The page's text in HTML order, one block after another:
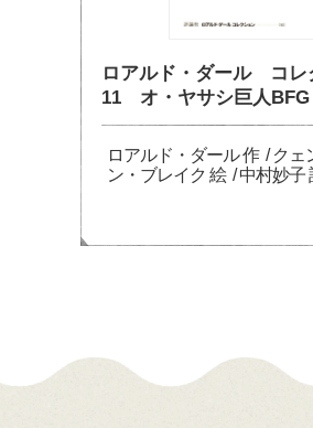
ロアルド・ダール コレ
11 オ・ヤサシ巨人BFG
ロアルド・ダール 作 / クェ
ン・ブレイク 絵 / 中村妙子